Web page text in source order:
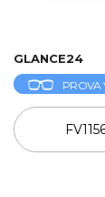
GLANCE24
PROVA